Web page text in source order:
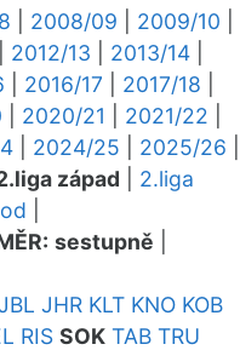
2008/09 2009/10
2012/13 2013/14
2016/17 2017/18
2020/21 2021/22
2024/25 2025/26
západ
2.liga
sestupně
JHR KLT KNO KOB
RIS SOK TAB TRU